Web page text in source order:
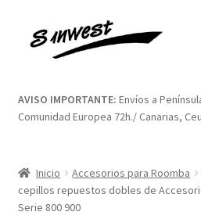
Aviso legal
Carrito
AVISO IMPORTANTE: Envíos a
Comunidad Europea 72h./ Canarias,
Inicio Accesorios para Roomba
cepillos repuestos dobles de
Serie 800 900